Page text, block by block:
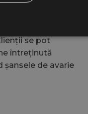
bine întreținute
menținerea
se pot
întreținută
șansele de avarie
De targetare
utilizatorului și
poate fi utilizat corect fără